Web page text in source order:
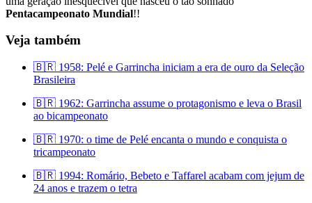
Pentacampeonato Mundial!!
Veja também
🇧🇷 1958: Pelé e Garrincha iniciam a era de ouro da Seleção
Brasileira
🇧🇷 1962: Garrincha assume o protagonismo e leva o Brasil
ao bicampeonato
🇧🇷 1970: o time de Pelé encanta o mundo e conquista o
tricampeonato
🇧🇷 1994: Romário, Bebeto e Taffarel acabam com jejum de
24 anos e trazem o tetra